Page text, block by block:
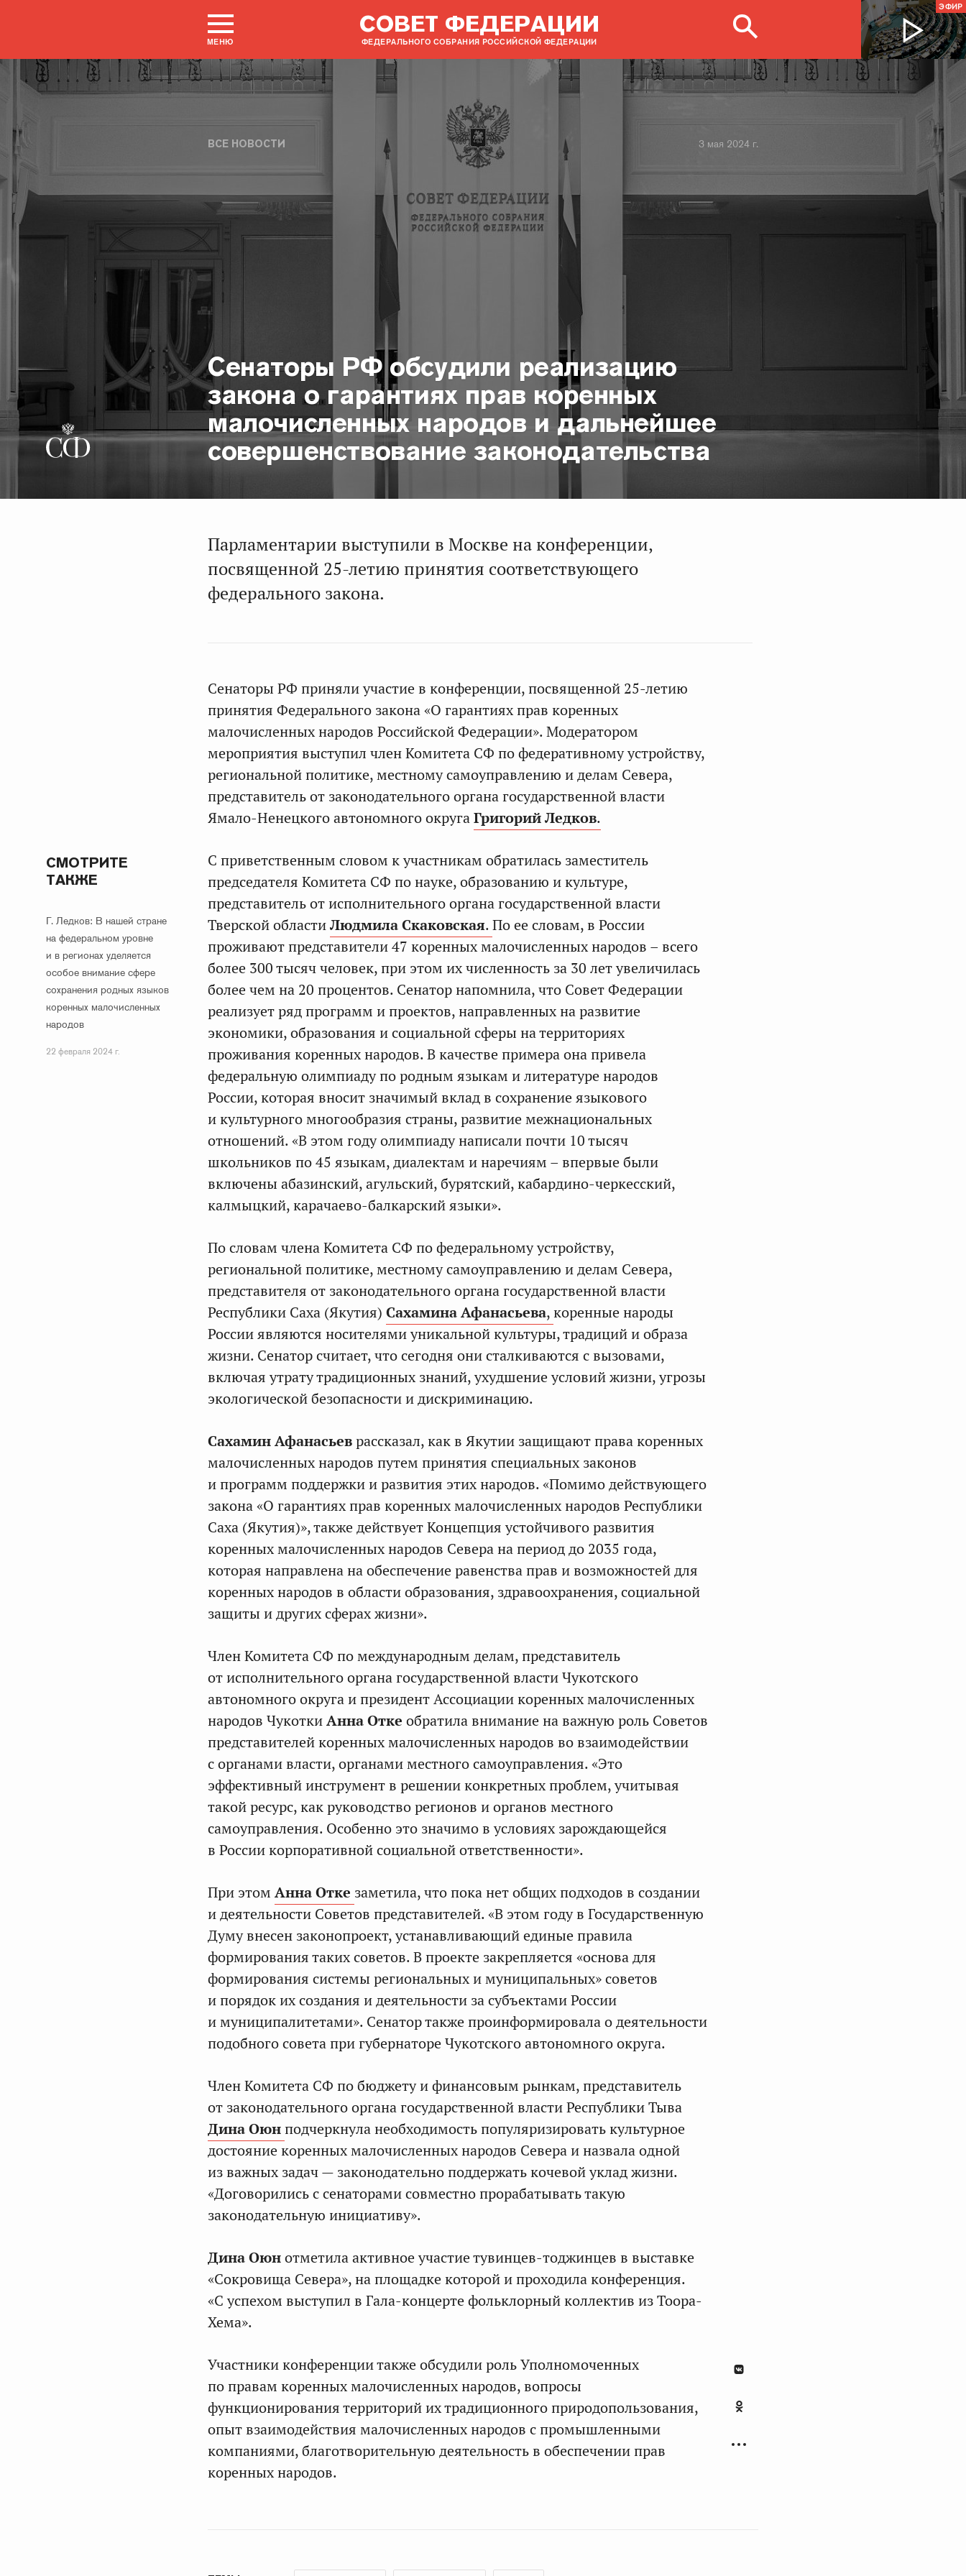
МЕНЮ
СОВЕТ ФЕДЕРАЦИИ
ФЕДЕРАЛЬНОГО СОБРАНИЯ РОССИЙСКОЙ ФЕДЕРАЦИИ
ЭФИР
ВСЕ НОВОСТИ
Сенаторы РФ обсудили реализацию
закона о гарантиях прав коренных
малочисленных народов и дальнейшее
совершенствование законодательства
3 мая 2024 г.
Парламентарии выступили в Москве на конференции,
посвященной 25-летию принятия соответствующего
федерального закона.
Сенаторы РФ приняли участие в конференции, посвященной 25-летию
принятия Федерального закона «О гарантиях прав коренных
малочисленных народов Российской Федерации». Модератором
мероприятия выступил член Комитета СФ по федеративному устройству,
региональной политике, местному самоуправлению и делам Севера,
представитель от законодательного органа государственной власти
Ямало-Ненецкого автономного округаГригорий Ледков.
СМОТРИТЕ
ТАКЖЕ
Г. Ледков: В нашей стране
на федеральном уровне
и в регионах уделяется
особое внимание сфере
сохранения родных языков
коренных малочисленных
народов
22 февраля 2024 г.
С приветственным словом к участникам обратилась заместитель
председателя Комитета СФ по науке, образованию и культуре,
представитель от исполнительного органа государственной власти
Тверской областиЛюдмила Скаковская.По ее словам, в России
проживают представители 47 коренных малочисленных народов – всего
более 300 тысяч человек, при этом их численность за 30 лет увеличилась
более чем на 20 процентов. Сенатор напомнила, что Совет Федерации
реализует ряд программ и проектов, направленных на развитие
экономики, образования и социальной сферы на территориях
проживания коренных народов. В качестве примера она привела
федеральную олимпиаду по родным языкам и литературе народов
России, которая вносит значимый вклад в сохранение языкового
и культурного многообразия страны, развитие межнациональных
отношений. «В этом году олимпиаду написали почти 10 тысяч
школьников по 45 языкам, диалектам и наречиям – впервые были
включены абазинский, агульский, бурятский, кабардино-черкесский,
калмыцкий, карачаево-балкарский языки».
По словам члена Комитета СФ по федеральному устройству,
региональной политике, местному самоуправлению и делам Севера,
представителя от законодательного органа государственной власти
Республики Саха (Якутия) Сахамина Афанасьева,коренные народы
России являются носителями уникальной культуры, традиций и образа
жизни. Сенатор считает, что сегодня они сталкиваются с вызовами,
включая утрату традиционных знаний, ухудшение условий жизни, угрозы
экологической безопасности и дискриминацию.
Сахамин Афанасьеврассказал, как в Якутии защищают права коренных
малочисленных народов путем принятия специальных законов
и программ поддержки и развития этих народов. «Помимо действующего
закона «О гарантиях прав коренных малочисленных народов Республики
Саха (Якутия)», также действует Концепция устойчивого развития
коренных малочисленных народов Севера на период до 2035 года,
которая направлена на обеспечение равенства прав и возможностей для
коренных народов в области образования, здравоохранения, социальной
защиты и других сферах жизни».
Член Комитета СФ по международным делам, представитель
от исполнительного органа государственной власти Чукотского
автономного округа и президент Ассоциации коренных малочисленных
народов ЧукоткиАнна Отке обратила внимание на важную роль Советов
представителей коренных малочисленных народов во взаимодействии
с органами власти, органами местного самоуправления. «Это
эффективный инструмент в решении конкретных проблем, учитывая
такой ресурс, как руководство регионов и органов местного
самоуправления. Особенно это значимо в условиях зарождающейся
в России корпоративной социальной ответственности».
При этом Анна Отке заметила, что пока нет общих подходов в создании
и деятельности Советов представителей. «В этом году в Государственную
Думу внесен законопроект, устанавливающий единые правила
формирования таких советов. В проекте закрепляется «основа для
формирования системы региональных и муниципальных» советов
и порядок их создания и деятельности за субъектами России
и муниципалитетами». Сенатор также проинформировала о деятельности
подобного совета при губернаторе Чукотского автономного округа.
Член Комитета СФ по бюджету и финансовым рынкам, представитель
от законодательного органа государственной власти Республики Тыва
Дина Оюнподчеркнула необходимость популяризировать культурное
достояние коренных малочисленных народов Севера и назвала одной
из важных задач — законодательно поддержать кочевой уклад жизни.
«Договорились с сенаторами совместно прорабатывать такую
законодательную инициативу».
Дина Оюнотметила активное участие тувинцев-тоджинцев в выставке
«Сокровища Севера», на площадке которой и проходила конференция.
«С успехом выступил в Гала-концерте фольклорный коллектив из Тоора-
Хема».
Участники конференции также обсудили роль Уполномоченных
по правам коренных малочисленных народов, вопросы
функционирования территорий их традиционного природопользования,
опыт взаимодействия малочисленных народов с промышленными
компаниями, благотворительную деятельность в обеспечении прав
коренных народов.